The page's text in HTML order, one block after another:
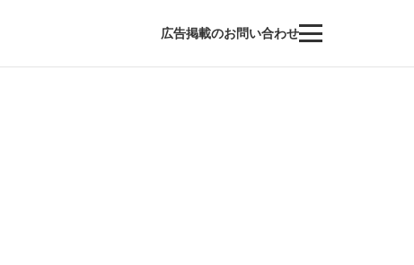
広告掲載のお問い合わせ